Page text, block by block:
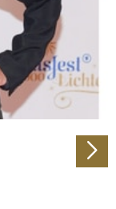
zu
zu Ihrer
für
Unsere
mit
bereitgestellt